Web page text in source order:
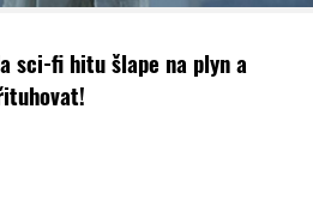
sci-fi hitu šlape na plyn a